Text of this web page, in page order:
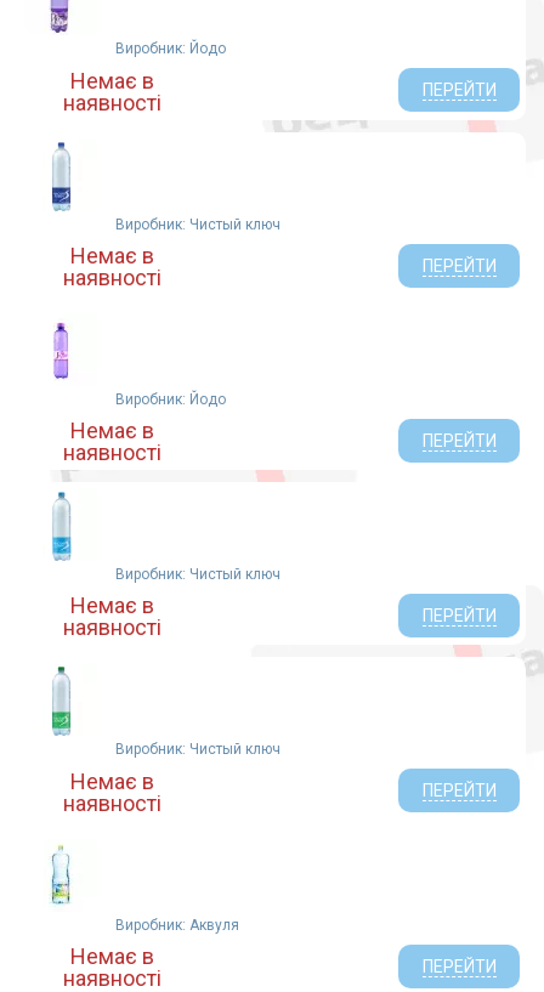
Виробник: Йодо
Немає в
наявності
ПЕРЕЙТИ
Виробник: Чистый ключ
Немає в
наявності
ПЕРЕЙТИ
Виробник: Йодо
Немає в
наявності
ПЕРЕЙТИ
Виробник: Чистый ключ
Немає в
наявності
ПЕРЕЙТИ
Виробник: Чистый ключ
Немає в
наявності
ПЕРЕЙТИ
Виробник: Аквуля
Немає в
наявності
ПЕРЕЙТИ